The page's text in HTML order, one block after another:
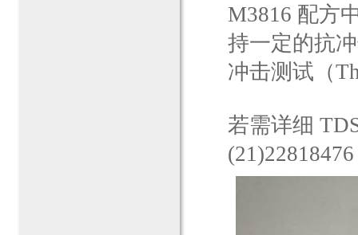
M3816 配方
持一定的抗
冲击测试（
若需详细